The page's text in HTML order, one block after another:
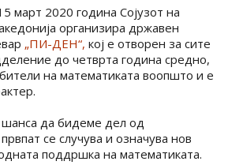
март 2020 година Сојузот на
организира државен
„ПИ-ДЕН“, кој е отворен за сите
до четврта година средно,
на математиката воопшто и е
да бидеме дел од
се случува и означува нов
поддршка на математиката.